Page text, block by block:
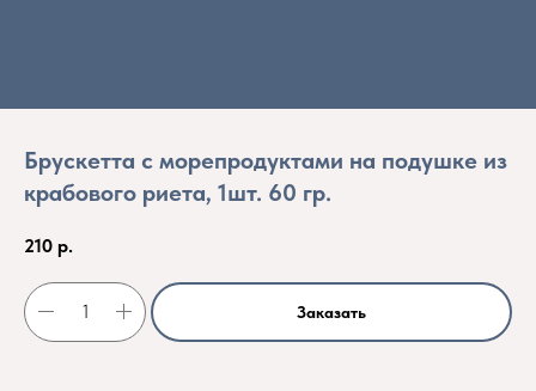
Брускетта с морепродуктами на подушке из
крабового риета, 1шт. 60 гр.
210 р.
Заказать